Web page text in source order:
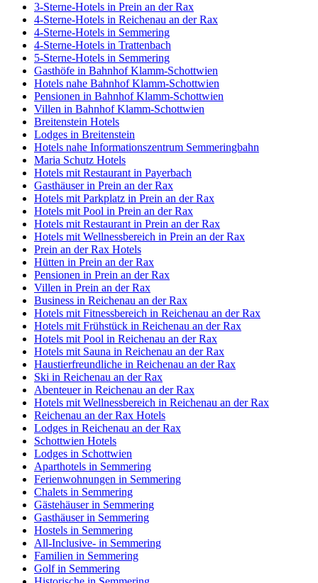
3-Sterne-Hotels in Prein an der Rax
4-Sterne-Hotels in Reichenau an der Rax
4-Sterne-Hotels in Semmering
4-Sterne-Hotels in Trattenbach
5-Sterne-Hotels in Semmering
Gasthöfe in Bahnhof Klamm-Schottwien
Hotels nahe Bahnhof Klamm-Schottwien
Pensionen in Bahnhof Klamm-Schottwien
Villen in Bahnhof Klamm-Schottwien
Breitenstein Hotels
Lodges in Breitenstein
Hotels nahe Informationszentrum Semmeringbahn
Maria Schutz Hotels
Hotels mit Restaurant in Payerbach
Gasthäuser in Prein an der Rax
Hotels mit Parkplatz in Prein an der Rax
Hotels mit Pool in Prein an der Rax
Hotels mit Restaurant in Prein an der Rax
Hotels mit Wellnessbereich in Prein an der Rax
Prein an der Rax Hotels
Hütten in Prein an der Rax
Pensionen in Prein an der Rax
Villen in Prein an der Rax
Business in Reichenau an der Rax
Hotels mit Fitnessbereich in Reichenau an der Rax
Hotels mit Frühstück in Reichenau an der Rax
Hotels mit Pool in Reichenau an der Rax
Hotels mit Sauna in Reichenau an der Rax
Haustierfreundliche in Reichenau an der Rax
Ski in Reichenau an der Rax
Abenteuer in Reichenau an der Rax
Hotels mit Wellnessbereich in Reichenau an der Rax
Reichenau an der Rax Hotels
Lodges in Reichenau an der Rax
Schottwien Hotels
Lodges in Schottwien
Aparthotels in Semmering
Ferienwohnungen in Semmering
Chalets in Semmering
Gästehäuser in Semmering
Gasthäuser in Semmering
Hostels in Semmering
All-Inclusive- in Semmering
Familien in Semmering
Golf in Semmering